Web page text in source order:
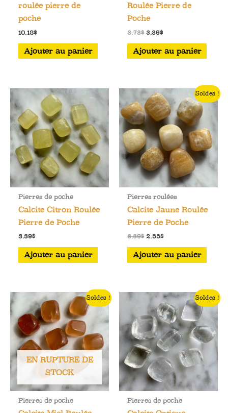
roulée pierre de
poche
10.18$
Ajouter au panier
Roulée Pierre de
Poche
3.73$ Le
initial
3.39$Le
actuel
Ajouter au panier
Pierres de poche
Calcite Citron Roulée
Pierre de Poche
3.39$
Ajouter au panier
Soldes !
Pierres roulées
Calcite Jaune Roulée
Pierre de Poche
3.39$ Le
initial
2.55$Le
actuel
Ajouter au panier
Soldes !
EN RUPTURE DE
STOCK
Pierres de poche
Soldes !
Pierres de poche